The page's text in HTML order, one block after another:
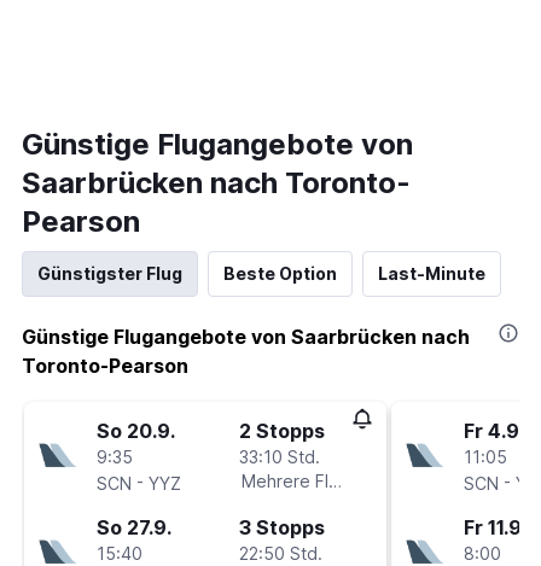
Günstige Flugangebote von
Saarbrücken nach Toronto-
Pearson
Günstigster Flug Beste Option Last-Minute
Günstige Flugangebote von Saarbrücken nach
Toronto-Pearson
So 20.9.
9:35
SCN - YYZ
2 Stopps
33:10 Std.
Mehrere Fluglinien
So 27.9.
15:40
3 Stopps
22:50 Std.
Fr 4.9.
11:05
SCN -
Fr 11.9.
8:00